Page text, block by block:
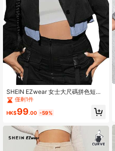
SHEIN EZwear 女士大尺碼拼色短西
裝外套僅剩1件
HK$99.00 -59%